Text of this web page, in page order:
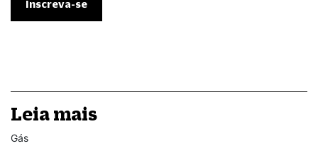
Leia mais
Gás